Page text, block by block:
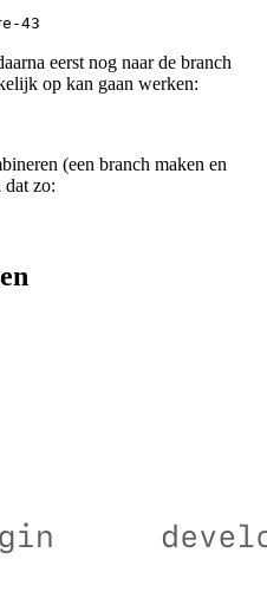
43
eerst nog naar de branch
op kan gaan werken:
(een branch maken en
dat zo: